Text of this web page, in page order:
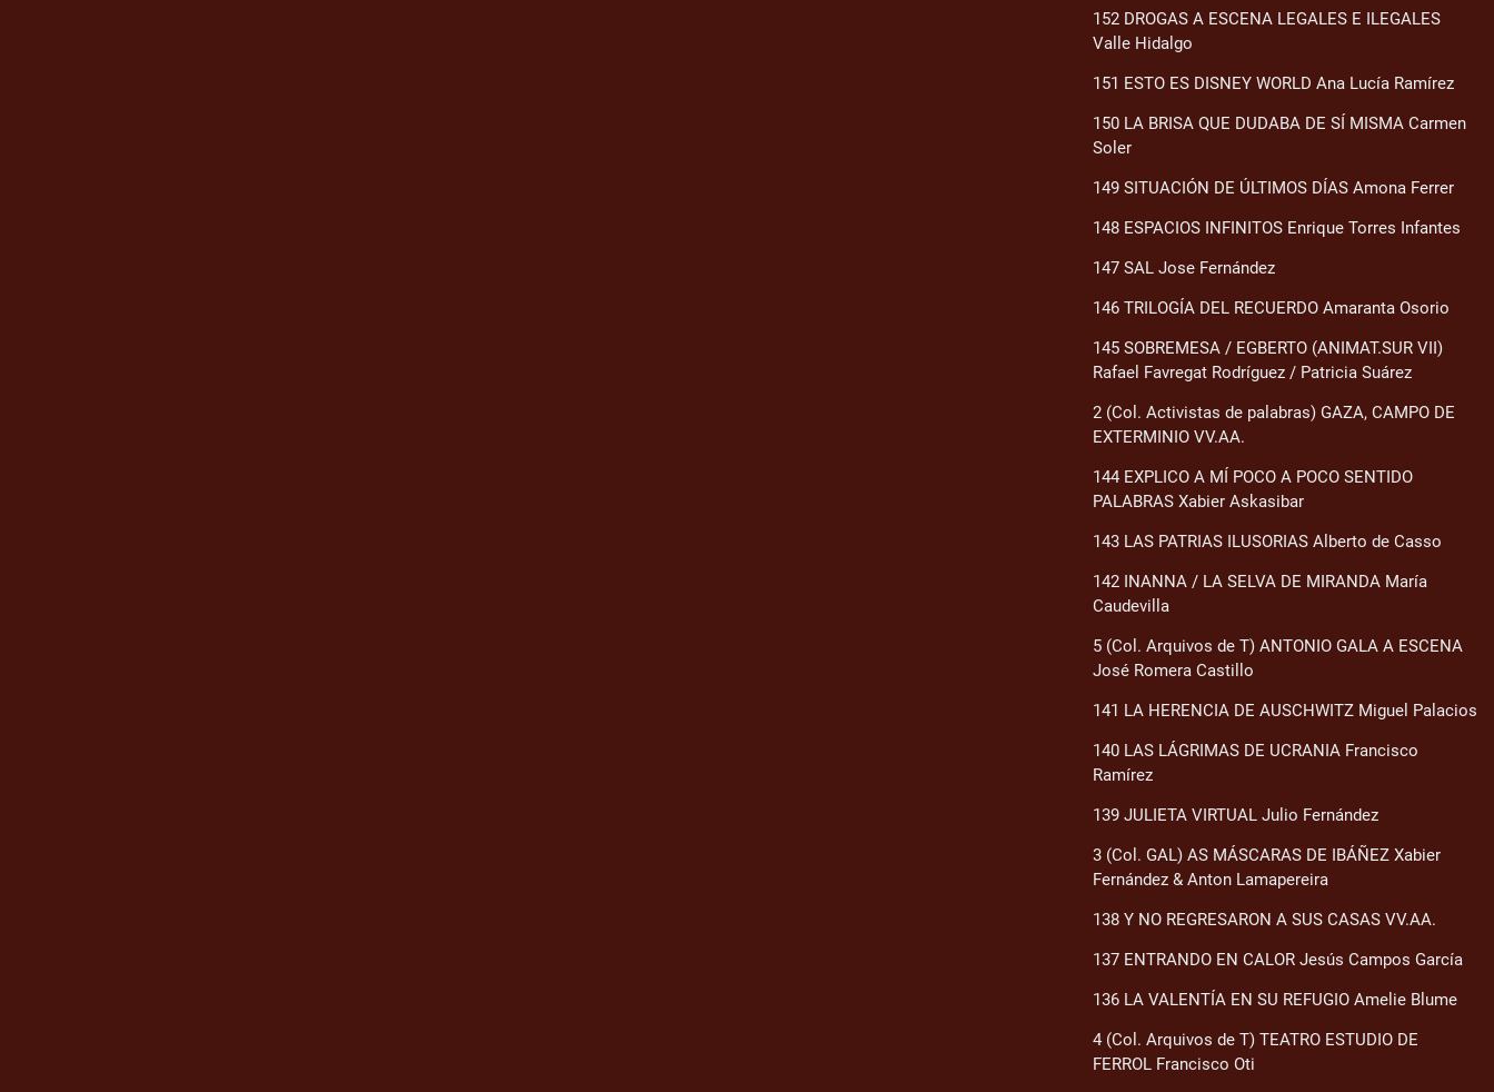
152 DROGAS A ESCENA LEGALES E ILEGALES
Valle Hidalgo
151 ESTO ES DISNEY WORLD Ana Lucía Ramírez
150 LA BRISA QUE DUDABA DE SÍ MISMA Carmen
Soler
149 SITUACIÓN DE ÚLTIMOS DÍAS Amona Ferrer
148 ESPACIOS INFINITOS Enrique Torres Infantes
147 SAL Jose Fernández
146 TRILOGÍA DEL RECUERDO Amaranta Osorio
145 SOBREMESA / EGBERTO (ANIMAT.SUR VII)
Rafael Favregat Rodríguez / Patricia Suárez
2 (Col. Activistas de palabras) GAZA, CAMPO DE
EXTERMINIO VV.AA.
144 EXPLICO A MÍ POCO A POCO SENTIDO
PALABRAS Xabier Askasibar
143 LAS PATRIAS ILUSORIAS Alberto de Casso
142 INANNA / LA SELVA DE MIRANDA María
Caudevilla
5 (Col. Arquivos de T) ANTONIO GALA A ESCENA
José Romera Castillo
141 LA HERENCIA DE AUSCHWITZ Miguel Palacios
140 LAS LÁGRIMAS DE UCRANIA Francisco
Ramírez
139 JULIETA VIRTUAL Julio Fernández
3 (Col. GAL) AS MÁSCARAS DE IBÁÑEZ Xabier
Fernández & Anton Lamapereira
138 Y NO REGRESARON A SUS CASAS VV.AA.
137 ENTRANDO EN CALOR Jesús Campos García
136 LA VALENTÍA EN SU REFUGIO Amelie Blume
4 (Col. Arquivos de T) TEATRO ESTUDIO DE
FERROL Francisco Oti